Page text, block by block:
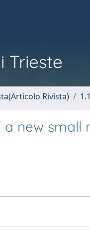
Trieste
Rivista)
new small